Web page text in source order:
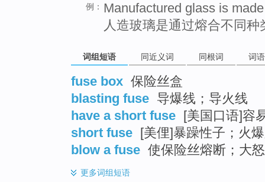
例： Manufactured glass is
人造玻璃是通过熔合不同
词组短语 同近义词 同根词 词
fuse box 保险丝盒
blasting fuse 导爆线；导火线
have a short fuse [美国口语]容
short fuse [美俚]暴躁性子；火
blow a fuse 使保险丝熔断；大怒
更多词组短语